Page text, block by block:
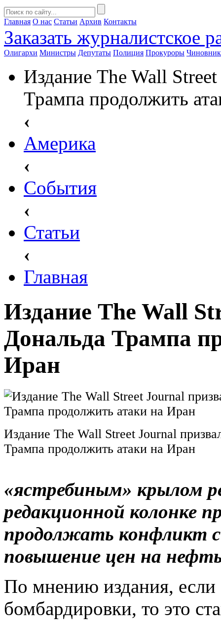
Главная О нас Статьи Архив Контакты
Заказать журналистское
Олигархи Министры Депутаты Полиция Прокуроры
Издание The Wall
Трампа продолжить
‹
Америка
‹
События
‹
Статьи
‹
Главная
Издание The Wall
Дональда Трампа
Иран
Издание The Wall Street Journal
Трампа продолжить атаки на Иран
«ястребиным» крылом
редакционной колонке
продолжать конфликт
повышение цен на
По мнению издания,
бомбардировки, то это